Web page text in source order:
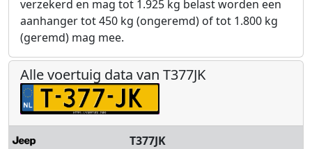
verzekerd en mag tot 1.925 kg belast worden een
aanhanger tot 450 kg (ongeremd) of tot 1.800 kg
(geremd) mag mee.
Alle voertuig data van T377JK
T377JK